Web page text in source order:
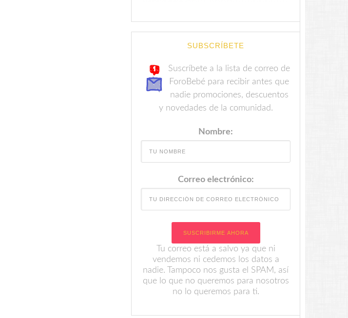
SUBSCRÍBETE
Suscríbete a la lista de correo de
ForoBebé para recibir antes que
nadie promociones, descuentos
y novedades de la comunidad.
Nombre:
Correo electrónico:
Tu correo está a salvo ya que ni
vendemos ni cedemos los datos a
nadie. Tampoco nos gusta el SPAM, así
que lo que no queremos para nosotros
no lo queremos para ti.